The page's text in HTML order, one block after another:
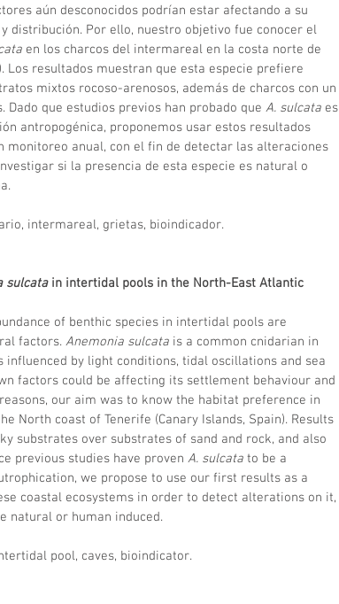
aún desconocidos podrían estar afectando a su
distribución. Por ello, nuestro objetivo fue conocer el
en los charcos del intermareal en la costa norte de
Los resultados muestran que esta especie prefiere
mixtos rocoso-arenosos, además de charcos con un
Dado que estudios previos han probado que A. sulcata es
antropogénica, proponemos usar estos resultados
monitoreo anual, con el fin de detectar las alteraciones
si la presencia de esta especie es natural o
intermareal, grietas, bioindicador.
sulcata in intertidal pools in the North-East Atlantic
of benthic species in intertidal pools are
factors. Anemonia sulcata is a common cnidarian in
by light conditions, tidal oscillations and sea
factors could be affecting its settlement behaviour and
our aim was to know the habitat preference in
North coast of Tenerife (Canary Islands, Spain). Results
substrates over substrates of sand and rock, and also
previous studies have proven A. sulcata to be a
we propose to use our first results as a
coastal ecosystems in order to detect alterations on it,
natural or human induced.
pool, caves, bioindicator.